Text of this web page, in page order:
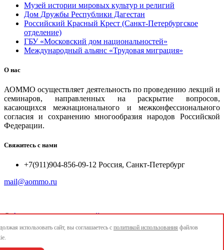
Музей истории мировых культур и религий
Дом Дружбы Республики Дагестан
Российский Красный Крест (Санкт-Петербургское
отделение)
ГБУ «Московский дом национальностей»
Международный альянс «Трудовая миграция»
О нас
АОММО осуществляет деятельность по проведению лекций и
семинаров, направленных на раскрытие вопросов,
касающихся межнационального и межконфессионального
согласия и сохранению многообразия народов Российской
Федерации.
Свяжитесь с нами
+7(911)904-856-09-12 Россия, Санкт-Петербург
mail@aommo.ru
© Ассоциация организаций по реализации национальных
проектов и достижению национальных целей развития
использовать сайт, вы соглашаетесь с политикой использования файлов